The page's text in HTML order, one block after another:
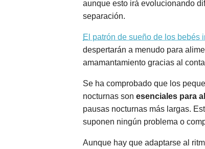
aunque esto irá evolucionando
separación.
El patrón de sueño de los bebés
despertarán a menudo para
amamantamiento gracias al
Se ha comprobado que los
nocturnas son esenciales para
pausas nocturnas más largas.
suponen ningún problema o
Aunque hay que adaptarse al